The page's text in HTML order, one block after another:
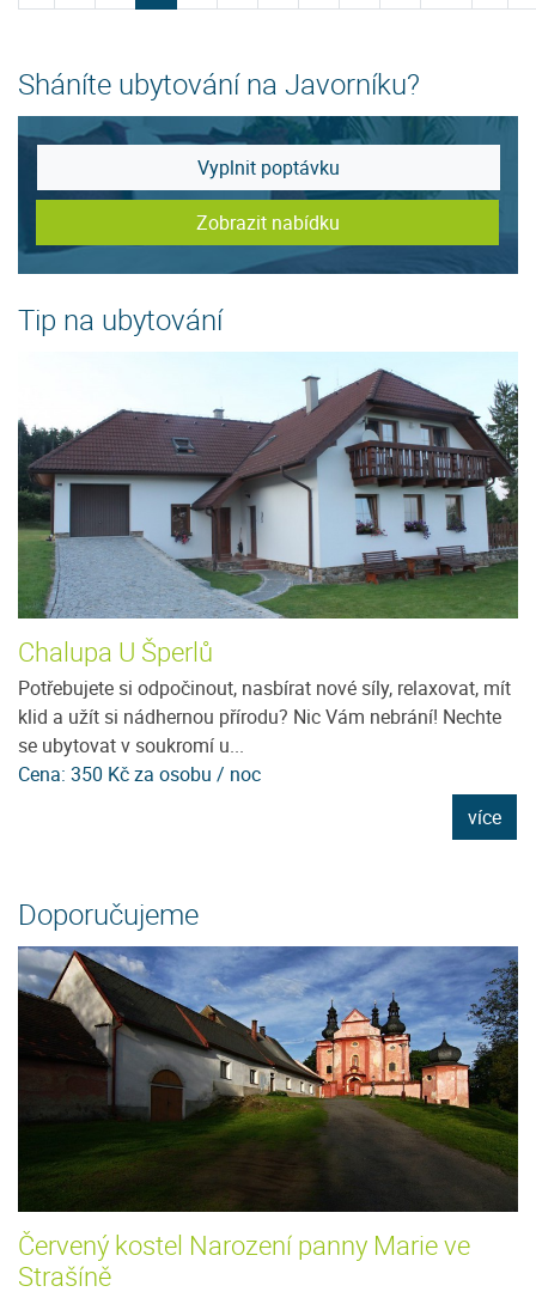
Sháníte ubytování na Javorníku?
Vyplnit poptávku
Zobrazit nabídku
Tip na ubytování
Chalupa U Šperlů
Potřebujete si odpočinout, nasbírat nové síly, relaxovat, mít
klid a užít si nádhernou přírodu? Nic Vám nebrání! Nechte
se ubytovat v soukromí u...
Cena: 350 Kč za osobu / noc
více
Doporučujeme
Červený kostel Narození panny Marie ve
Strašíně